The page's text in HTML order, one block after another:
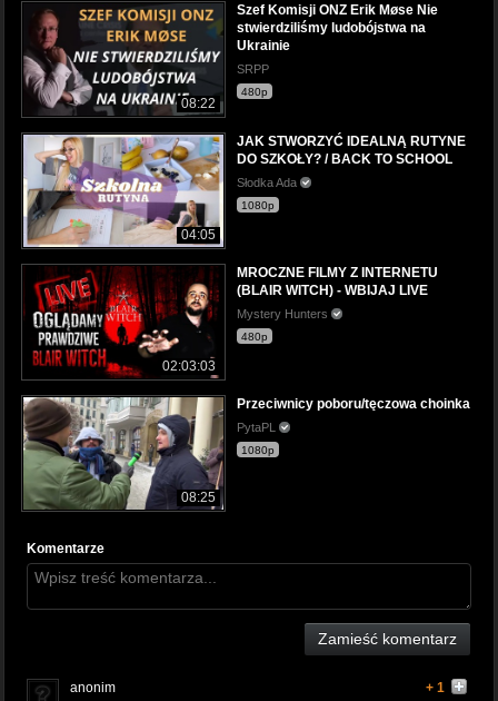
08:22
Szef Komisji ONZ Erik Møse Nie
stwierdziliśmy ludobójstwa na
Ukrainie
SRPP
480p
04:05
JAK STWORZYĆ IDEALNĄ RUTYNE
DO SZKOŁY? / BACK TO SCHOOL
Słodka Ada
1080p
02:03:03
MROCZNE FILMY Z INTERNETU
(BLAIR WITCH) - WBIJAJ LIVE
Mystery Hunters
480p
08:25
Przeciwnicy poboru/tęczowa choinka
PytaPL
1080p
Komentarze
Zamieść komentarz
anonim
+ 1